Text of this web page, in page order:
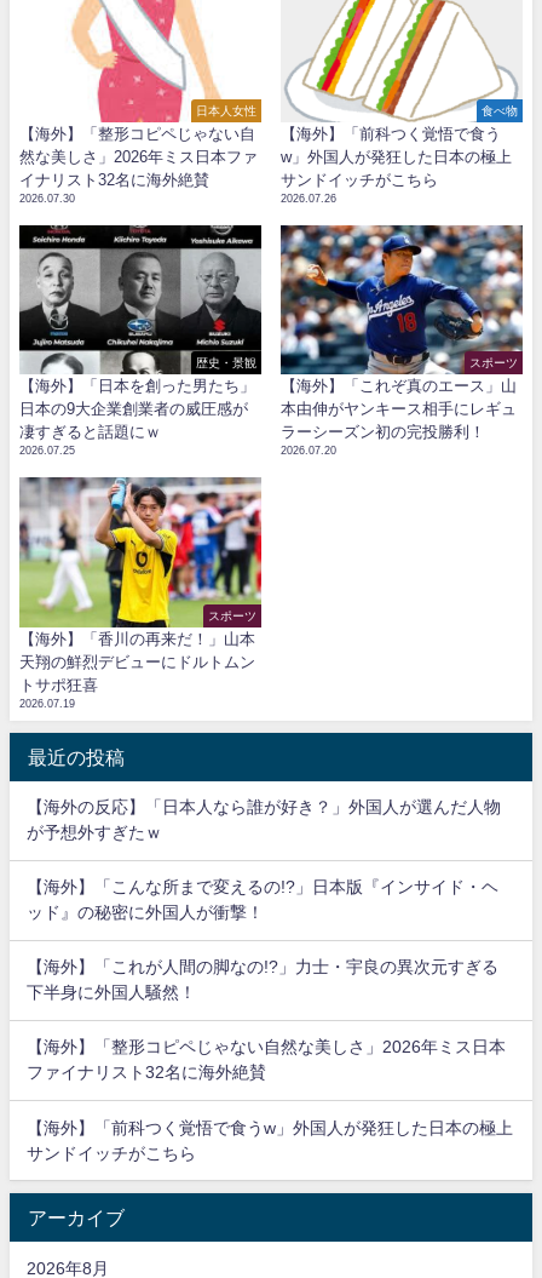
日本人女性
【海外】「整形コピペじゃない自
然な美しさ」2026年ミス日本ファ
イナリスト32名に海外絶賛
2026.07.30
食べ物
【海外】「前科つく覚悟で食う
w」外国人が発狂した日本の極上
サンドイッチがこちら
2026.07.26
歴史・景観
【海外】「日本を創った男たち」
日本の9大企業創業者の威圧感が
凄すぎると話題にｗ
2026.07.25
スポーツ
【海外】「これぞ真のエース」山
本由伸がヤンキース相手にレギュ
ラーシーズン初の完投勝利！
2026.07.20
スポーツ
【海外】「香川の再来だ！」山本
天翔の鮮烈デビューにドルトムン
トサポ狂喜
2026.07.19
最近の投稿
【海外の反応】「日本人なら誰が好き？」外国人が選んだ人物
が予想外すぎたｗ
【海外】「こんな所まで変えるの!?」日本版『インサイド・ヘ
ッド』の秘密に外国人が衝撃！
【海外】「これが人間の脚なの!?」力士・宇良の異次元すぎる
下半身に外国人騒然！
【海外】「整形コピペじゃない自然な美しさ」2026年ミス日本
ファイナリスト32名に海外絶賛
【海外】「前科つく覚悟で食うw」外国人が発狂した日本の極上
サンドイッチがこちら
アーカイブ
2026年8月